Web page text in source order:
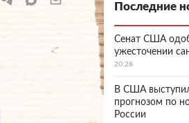
Последние
Сенат США
ужесточении
20:28
В США
прогнозом по
России